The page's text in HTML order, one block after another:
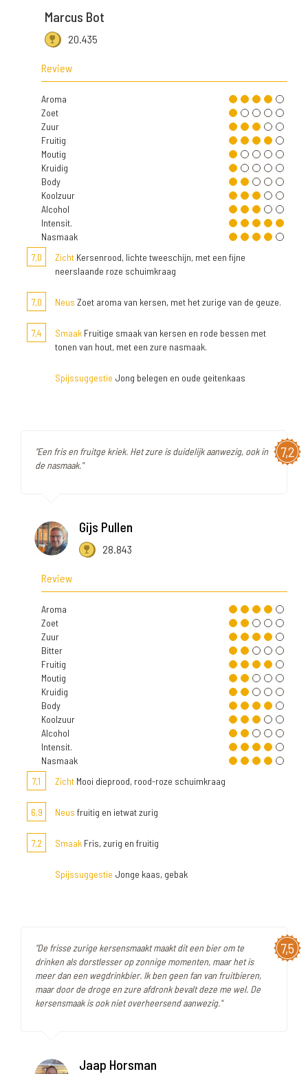
Marcus Bot
20.435
Review
Aroma
Zoet
Zuur
Fruitig
Moutig
Kruidig
Body
Koolzuur
Alcohol
Intensit.
Nasmaak
7,0
Zicht Kersenrood, lichte tweeschijn, met een fijne
neerslaande roze schuimkraag
7,0 Neus Zoet aroma van kersen, met het zurige van de geuze.
7,4 Smaak Fruitige smaak van kersen en rode bessen met
tonen van hout, met een zure nasmaak.
Spijssuggestie Jong belegen en oude geitenkaas
7,2
"Een fris en fruitge kriek. Het zure is duidelijk aanwezig, ook in
de nasmaak."
Gijs Pullen
28.843
Review
Aroma
Zoet
Zuur
Bitter
Fruitig
Moutig
Kruidig
Body
Koolzuur
Alcohol
Intensit.
Nasmaak
7,1
Zicht Mooi dieprood, rood-roze schuimkraag
6,9 Neus fruitig en ietwat zurig
7,2 Smaak Fris, zurig en fruitig
Spijssuggestie Jonge kaas, gebak
7,5
"De frisse zurige kersensmaakt maakt dit een bier om te
drinken als dorstlesser op zonnige momenten, maar het is
meer dan een wegdrinkbier. Ik ben geen fan van fruitbieren,
maar door de droge en zure afdronk bevalt deze me wel. De
kersensmaak is ook niet overheersend aanwezig."
Jaap Horsman